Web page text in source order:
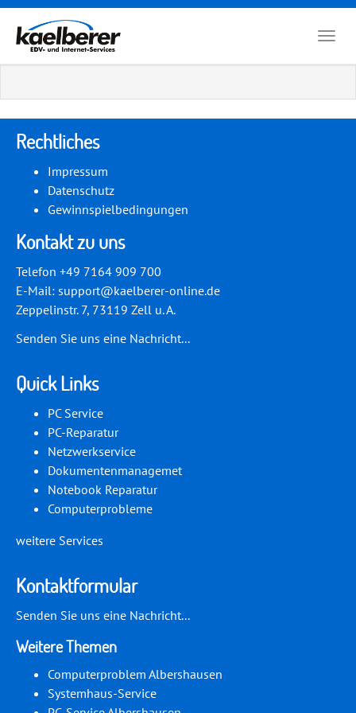
Zum
Hauptinhalt
springen
Rechtliches
Impressum
Datenschutz
Gewinnspielbedingungen
Kontakt zu uns
Telefon +49 7164 909 700
E-Mail: support@kaelberer-online.de
Zeppelinstr. 7, 73119 Zell u. A.
Senden Sie uns eine Nachricht...
Quick Links
PC Service
PC-Reparatur
Netzwerkservice
Dokumentenmanagemet
Notebook Reparatur
Computerprobleme
weitere Services
Kontaktformular
Senden Sie uns eine Nachricht...
Weitere Themen
Computerproblem Albershausen
Systemhaus-Service